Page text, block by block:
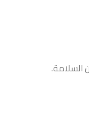
السلامة.